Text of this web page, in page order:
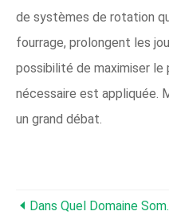
de systèmes de rotation
fourrage, prolongent les
possibilité de maximiser
nécessaire est appliquée.
un grand débat.
Dans